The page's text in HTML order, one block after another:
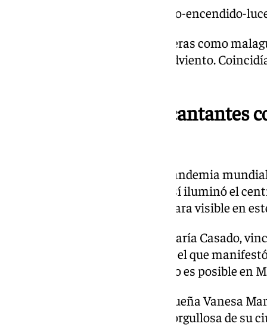
https://www.101tv.es/en-directo-encendido-
En 2019, el actor Antonio Banderas como
de pulsar el mágico botón del Adviento.
María Casado y tres cantantes
En 2020, año histórico por la pandemia
ni tanta pompa. La ciudad que sí iluminó el
sin previo aviso y sin ninguna cara visible en
La presentadora barcelonesa María Casado,
tradición en 2021 en un acto en el que
remató su mensaje con un «todo es posible en
En 2022, fue la cantante malagueña Vanesa
la fiesta afirmando estar «muy orgullosa de su